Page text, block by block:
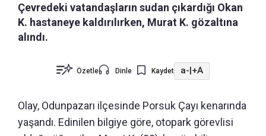
Çevredeki vatandaşların sudan çıkardığı Okan
K. hastaneye kaldırılırken, Murat K. gözaltına
alındı.
Özetle Dinle Kaydet a-|+A
Olay, Odunpazarı ilçesinde Porsuk Çayı kenarında
yaşandı. Edinilen bilgiye göre, otopark görevlisi